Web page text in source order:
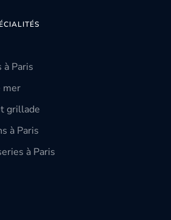
à Paris
mer
grillade
à Paris
à Paris